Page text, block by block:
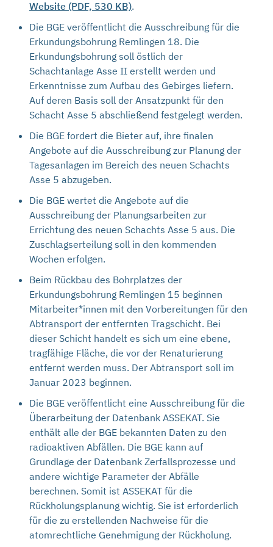
Website (PDF, 530 KB).
Die BGE veröffentlicht die Ausschreibung für die
Erkundungsbohrung Remlingen 18. Die
Erkundungsbohrung soll östlich der
Schachtanlage Asse II erstellt werden und
Erkenntnisse zum Aufbau des Gebirges liefern.
Auf deren Basis soll der Ansatzpunkt für den
Schacht Asse 5 abschließend festgelegt werden.
Die BGE fordert die Bieter auf, ihre finalen
Angebote auf die Ausschreibung zur Planung der
Tagesanlagen im Bereich des neuen Schachts
Asse 5 abzugeben.
Die BGE wertet die Angebote auf die
Ausschreibung der Planungsarbeiten zur
Errichtung des neuen Schachts Asse 5 aus. Die
Zuschlagserteilung soll in den kommenden
Wochen erfolgen.
Beim Rückbau des Bohrplatzes der
Erkundungsbohrung Remlingen 15 beginnen
Mitarbeiter*innen mit den Vorbereitungen für den
Abtransport der entfernten Tragschicht. Bei
dieser Schicht handelt es sich um eine ebene,
tragfähige Fläche, die vor der Renaturierung
entfernt werden muss. Der Abtransport soll im
Januar 2023 beginnen.
Die BGE veröffentlicht eine Ausschreibung für die
Überarbeitung der Datenbank ASSEKAT. Sie
enthält alle der BGE bekannten Daten zu den
radioaktiven Abfällen. Die BGE kann auf
Grundlage der Datenbank Zerfallsprozesse und
andere wichtige Parameter der Abfälle
berechnen. Somit ist ASSEKAT für die
Rückholungsplanung wichtig. Sie ist erforderlich
für die zu erstellenden Nachweise für die
atomrechtliche Genehmigung der Rückholung.